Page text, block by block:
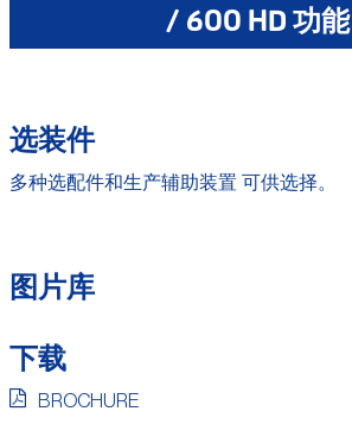
/ 600 HD 功能
选装件
多种选配件和生产辅助装置 可供选择。
图片库
下载
BROCHURE